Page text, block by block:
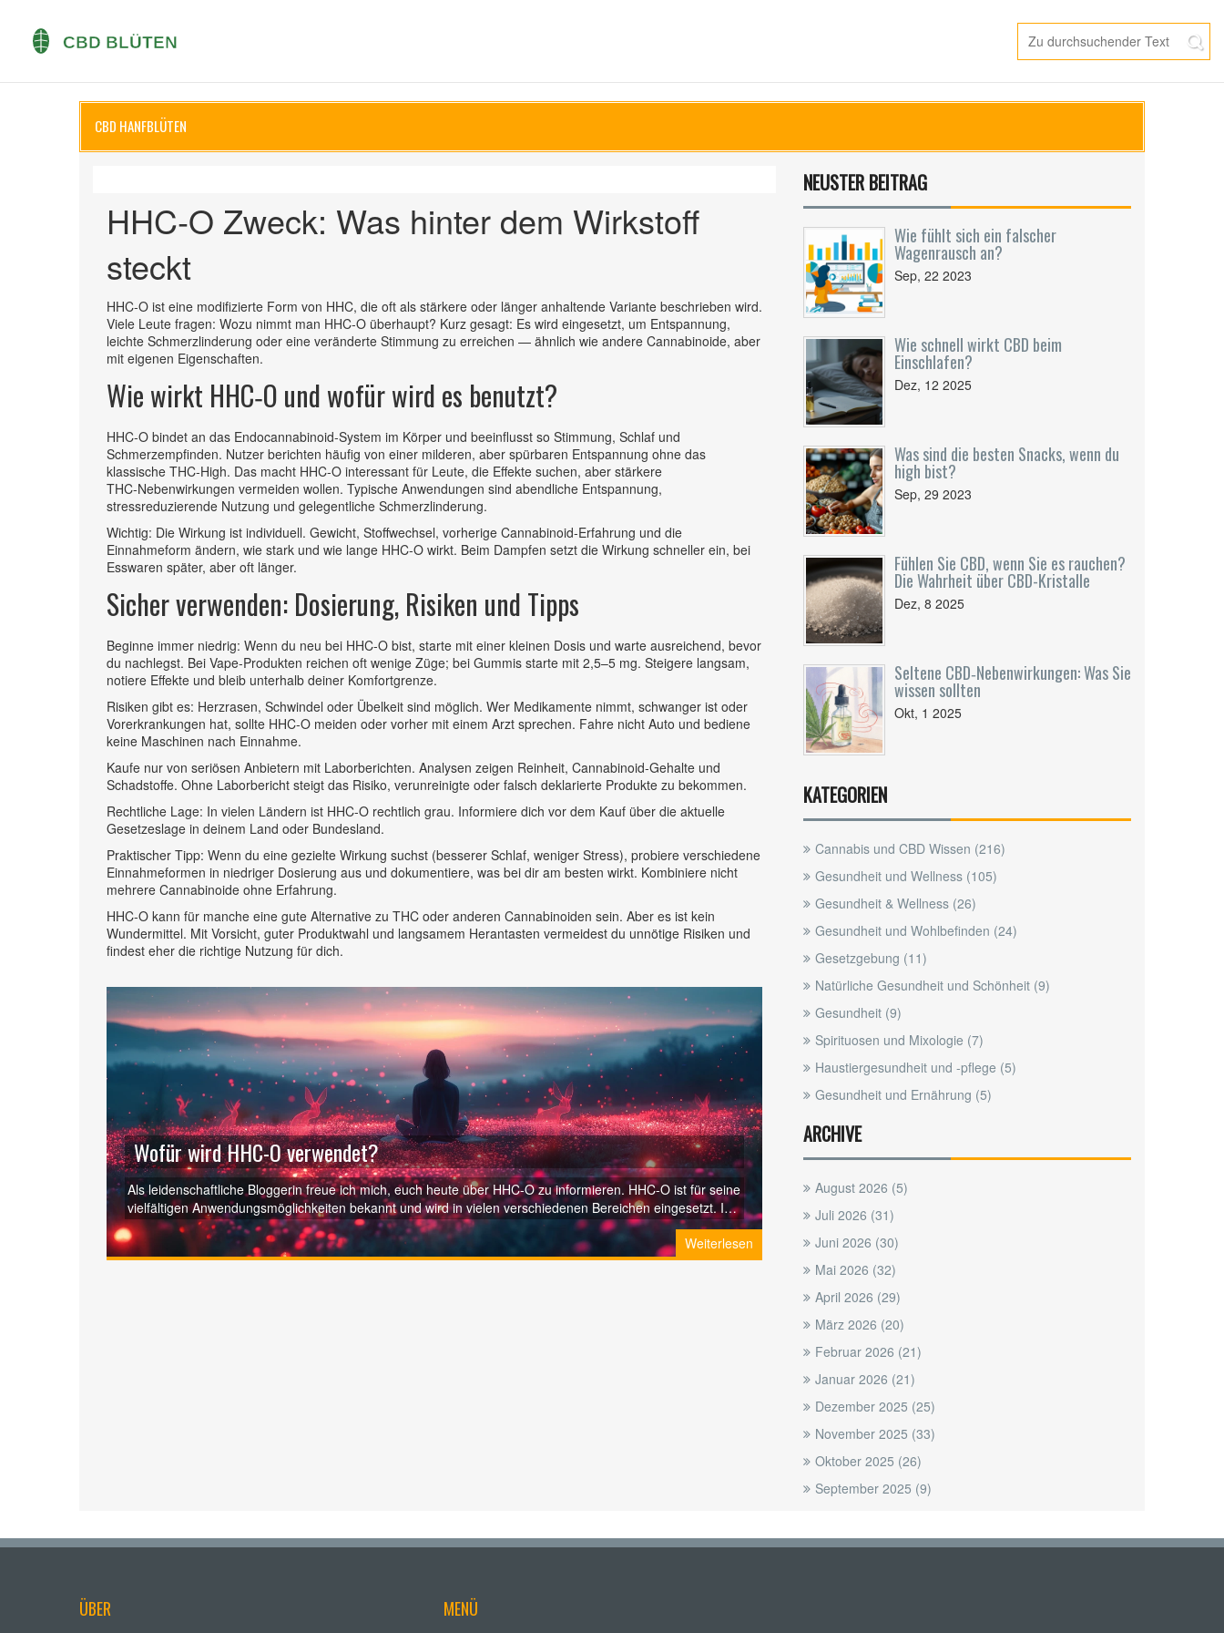
CBD HANFBLÜTEN
HHC‑O Zweck: Was hinter dem Wirkstoff
steckt
HHC‑O ist eine modifizierte Form von HHC, die oft als stärkere oder länger anhaltende Variante beschrieben wird.
Viele Leute fragen: Wozu nimmt man HHC‑O überhaupt? Kurz gesagt: Es wird eingesetzt, um Entspannung,
leichte Schmerzlinderung oder eine veränderte Stimmung zu erreichen — ähnlich wie andere Cannabinoide, aber
mit eigenen Eigenschaften.
Wie wirkt HHC‑O und wofür wird es benutzt?
HHC‑O bindet an das Endocannabinoid‑System im Körper und beeinflusst so Stimmung, Schlaf und
Schmerzempfinden. Nutzer berichten häufig von einer milderen, aber spürbaren Entspannung ohne das
klassische THC‑High. Das macht HHC‑O interessant für Leute, die Effekte suchen, aber stärkere
THC‑Nebenwirkungen vermeiden wollen. Typische Anwendungen sind abendliche Entspannung,
stressreduzierende Nutzung und gelegentliche Schmerzlinderung.
Wichtig: Die Wirkung ist individuell. Gewicht, Stoffwechsel, vorherige Cannabinoid‑Erfahrung und die
Einnahmeform ändern, wie stark und wie lange HHC‑O wirkt. Beim Dampfen setzt die Wirkung schneller ein, bei
Esswaren später, aber oft länger.
Sicher verwenden: Dosierung, Risiken und Tipps
Beginne immer niedrig: Wenn du neu bei HHC‑O bist, starte mit einer kleinen Dosis und warte ausreichend, bevor
du nachlegst. Bei Vape‑Produkten reichen oft wenige Züge; bei Gummis starte mit 2,5–5 mg. Steigere langsam,
notiere Effekte und bleib unterhalb deiner Komfortgrenze.
Risiken gibt es: Herzrasen, Schwindel oder Übelkeit sind möglich. Wer Medikamente nimmt, schwanger ist oder
Vorerkrankungen hat, sollte HHC‑O meiden oder vorher mit einem Arzt sprechen. Fahre nicht Auto und bediene
keine Maschinen nach Einnahme.
Kaufe nur von seriösen Anbietern mit Laborberichten. Analysen zeigen Reinheit, Cannabinoid‑Gehalte und
Schadstoffe. Ohne Laborbericht steigt das Risiko, verunreinigte oder falsch deklarierte Produkte zu bekommen.
Rechtliche Lage: In vielen Ländern ist HHC‑O rechtlich grau. Informiere dich vor dem Kauf über die aktuelle
Gesetzeslage in deinem Land oder Bundesland.
Praktischer Tipp: Wenn du eine gezielte Wirkung suchst (besserer Schlaf, weniger Stress), probiere verschiedene
Einnahmeformen in niedriger Dosierung aus und dokumentiere, was bei dir am besten wirkt. Kombiniere nicht
mehrere Cannabinoide ohne Erfahrung.
HHC‑O kann für manche eine gute Alternative zu THC oder anderen Cannabinoiden sein. Aber es ist kein
Wundermittel. Mit Vorsicht, guter Produktwahl und langsamem Herantasten vermeidest du unnötige Risiken und
findest eher die richtige Nutzung für dich.
Wofür wird HHC-O verwendet?
Als leidenschaftliche Bloggerin freue ich mich, euch heute über HHC-O zu informieren. HHC-O ist für seine
vielfältigen Anwendungsmöglichkeiten bekannt und wird in vielen verschiedenen Bereichen eingesetzt. In
diesem Beitrag werden wir tiefer in die Funktion und Verwendung von HHC-O eintauchen. Ihr bekommt
einen umfassenden Überblick, um all eure Fragen zu klären. Macht euch bereit, um mehr über die
außergewöhnlichen Möglichkeiten von HHC-O zu erfahren!
Weiterlesen
NEUSTER BEITRAG
Wie fühlt sich ein falscher
Wagenrausch an?
Sep, 22 2023
Wie schnell wirkt CBD beim
Einschlafen?
Dez, 12 2025
Was sind die besten Snacks, wenn du
high bist?
Sep, 29 2023
Fühlen Sie CBD, wenn Sie es rauchen?
Die Wahrheit über CBD-Kristalle
Dez, 8 2025
Seltene CBD‑Nebenwirkungen: Was Sie
wissen sollten
Okt, 1 2025
KATEGORIEN
Cannabis und CBD Wissen (216)
Gesundheit und Wellness (105)
Gesundheit & Wellness (26)
Gesundheit und Wohlbefinden (24)
Gesetzgebung (11)
Natürliche Gesundheit und Schönheit (9)
Gesundheit (9)
Spirituosen und Mixologie (7)
Haustiergesundheit und -pflege (5)
Gesundheit und Ernährung (5)
ARCHIVE
August 2026 (5)
Juli 2026 (31)
Juni 2026 (30)
Mai 2026 (32)
April 2026 (29)
März 2026 (20)
Februar 2026 (21)
Januar 2026 (21)
Dezember 2025 (25)
November 2025 (33)
Oktober 2025 (26)
September 2025 (9)
ÜBER MENÜ